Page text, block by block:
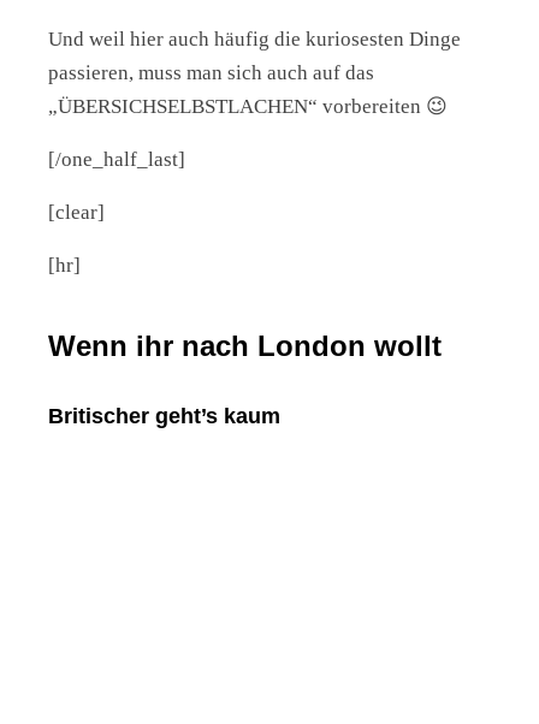
Und weil hier auch häufig die kuriosesten Dinge
passieren, muss man sich auch auf das
„ÜBERSICHSELBSTLACHEN“ vorbereiten 😉
[/one_half_last]
[clear]
[hr]
Wenn ihr nach London wollt
Britischer geht’s kaum